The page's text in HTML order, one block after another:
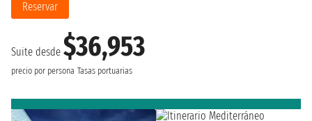
Suite desde $36,953
precio por persona Tasas portuarias
Reservar